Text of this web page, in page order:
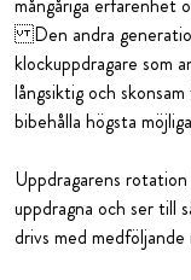
mångåriga erfarenhet
Den andra
klockuppdragare som
långsiktig och
bibehålla högsta
Uppdragarens
uppdragna och ser till
drivs med